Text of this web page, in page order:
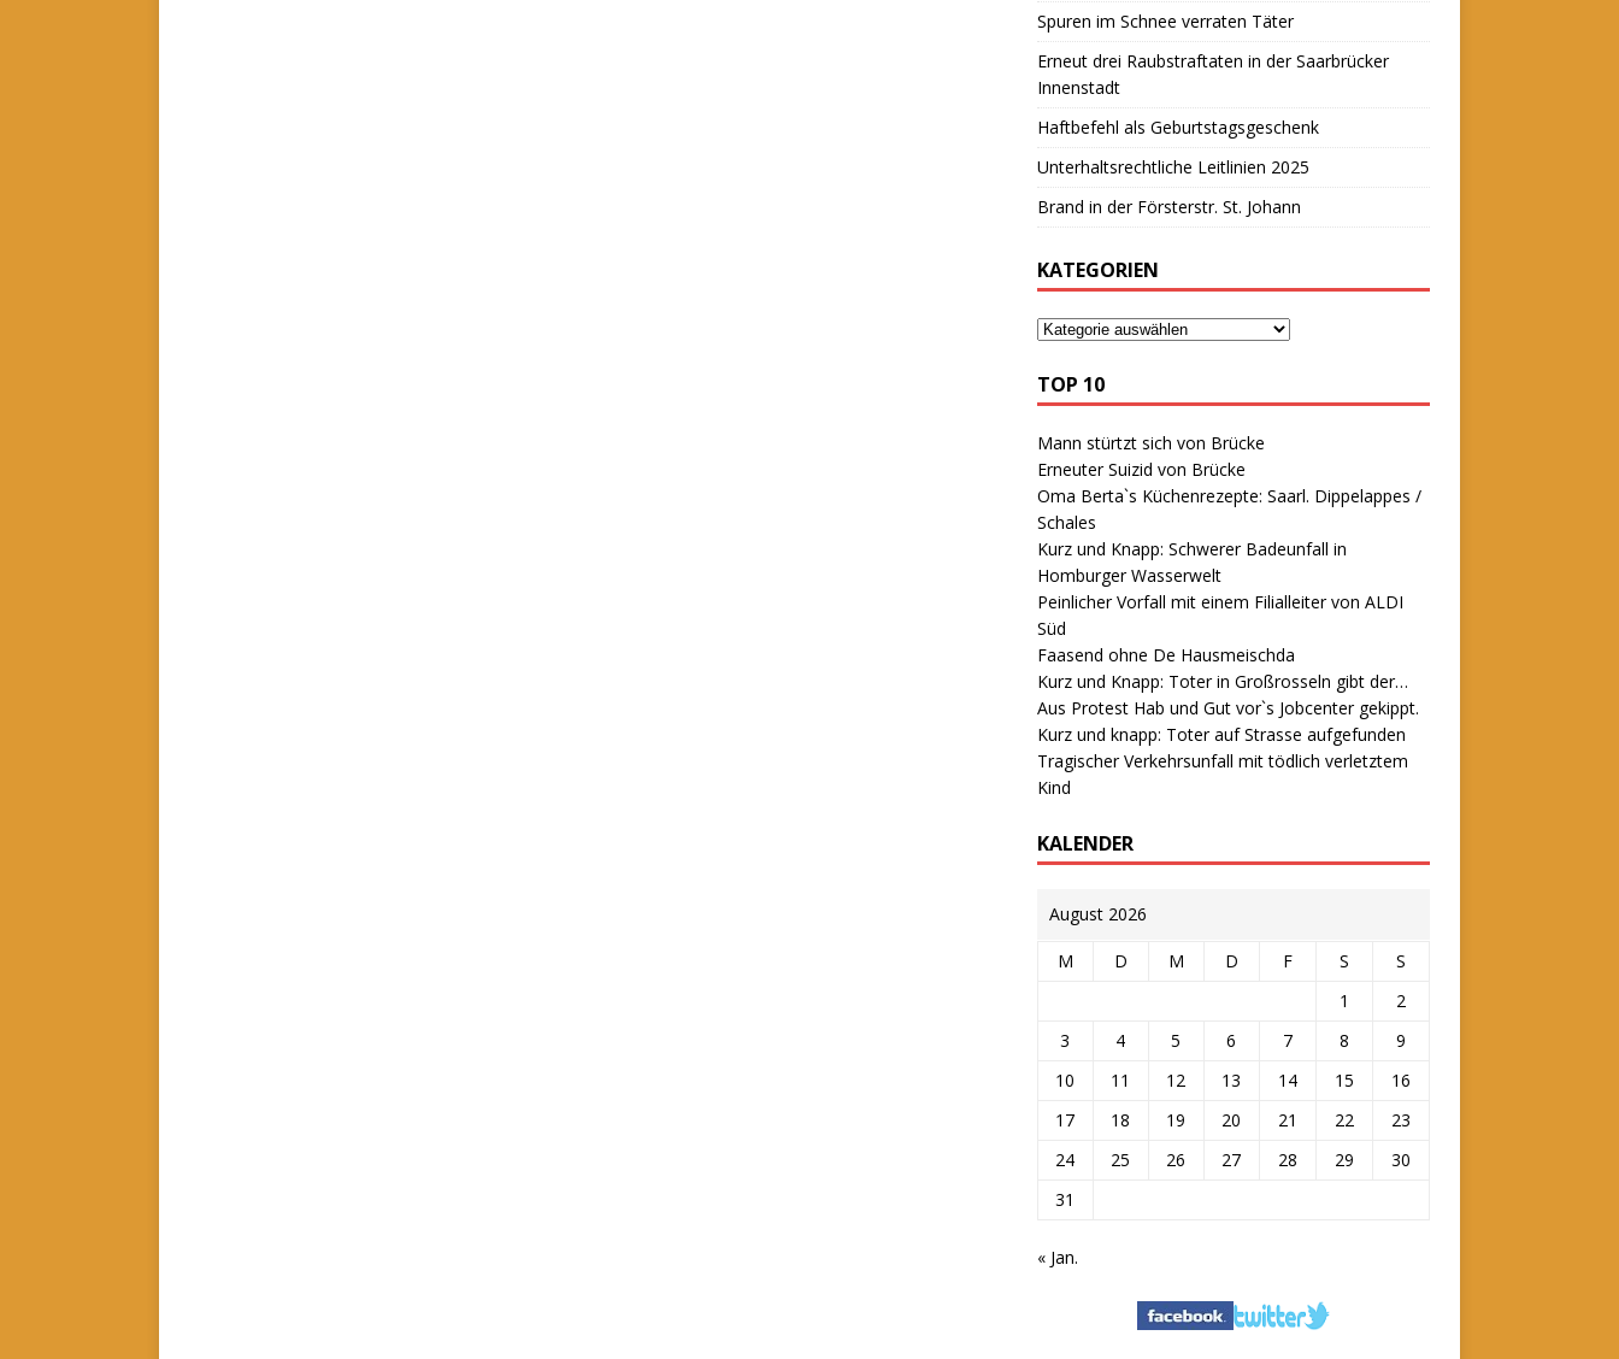
Spuren im Schnee verraten Täter
Erneut drei Raubstraftaten in der Saarbrücker
Innenstadt
Haftbefehl als Geburtstagsgeschenk
Unterhaltsrechtliche Leitlinien 2025
Brand in der Försterstr. St. Johann
KATEGORIEN
TOP 10
Mann stürtzt sich von Brücke
Erneuter Suizid von Brücke
Oma Berta`s Küchenrezepte: Saarl. Dippelappes /
Schales
Kurz und Knapp: Schwerer Badeunfall in
Homburger Wasserwelt
Peinlicher Vorfall mit einem Filialleiter von ALDI
Süd
Faasend ohne De Hausmeischda
Kurz und Knapp: Toter in Großrosseln gibt der…
Aus Protest Hab und Gut vor`s Jobcenter gekippt.
Kurz und knapp: Toter auf Strasse aufgefunden
Tragischer Verkehrsunfall mit tödlich verletztem
Kind
KALENDER
August 2026
M D M D F S
S
1
2
3
4 5 6 7 8
9
10
11 12 13 14 15
16
17
18 19 20 21 22
23
24
25 26 27 28 29
30
31
« Jan.